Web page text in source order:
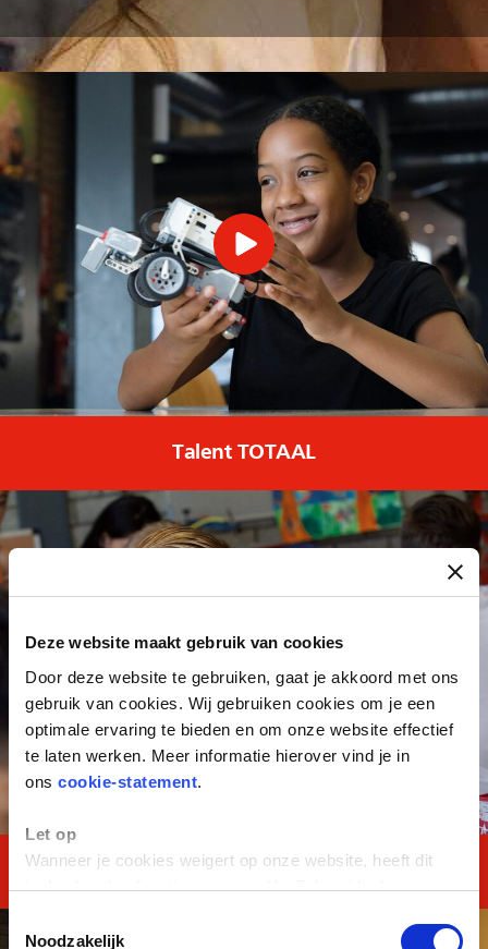
Deze website maakt gebruik van cookies
Door deze website te gebruiken, gaat je akkoord met ons
gebruik van cookies. Wij gebruiken cookies om je een
optimale ervaring te bieden en om onze website effectief
te laten werken. Meer informatie hierover vind je in
ons cookie-statement.
Let op
Wanneer je cookies weigert op onze website, heeft dit
invloed op het functioneren van YouTube-video's.
Noodzakelijk
Talent TOTAAL
MASTERClass Kader